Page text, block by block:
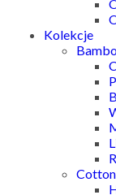
Kolekcje